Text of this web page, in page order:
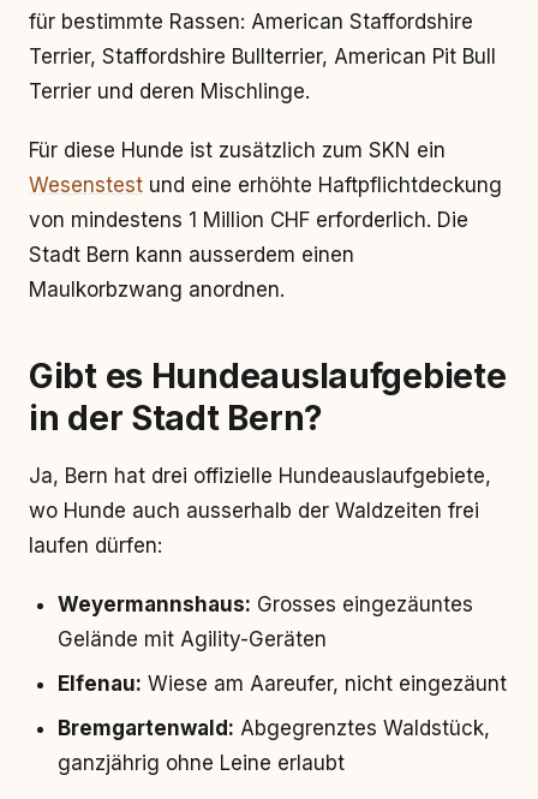
für bestimmte Rassen: American Staffordshire
Terrier, Staffordshire Bullterrier, American Pit Bull
Terrier und deren Mischlinge.
Für diese Hunde ist zusätzlich zum SKN ein
Wesenstest und eine erhöhte Haftpflichtdeckung
von mindestens 1 Million CHF erforderlich. Die
Stadt Bern kann ausserdem einen
Maulkorbzwang anordnen.
Gibt es Hundeauslaufgebiete
in der Stadt Bern?
Ja, Bern hat drei offizielle Hundeauslaufgebiete,
wo Hunde auch ausserhalb der Waldzeiten frei
laufen dürfen:
Weyermannshaus: Grosses eingezäuntes
Gelände mit Agility-Geräten
Elfenau: Wiese am Aareufer, nicht eingezäunt
Bremgartenwald: Abgegrenztes Waldstück,
ganzjährig ohne Leine erlaubt